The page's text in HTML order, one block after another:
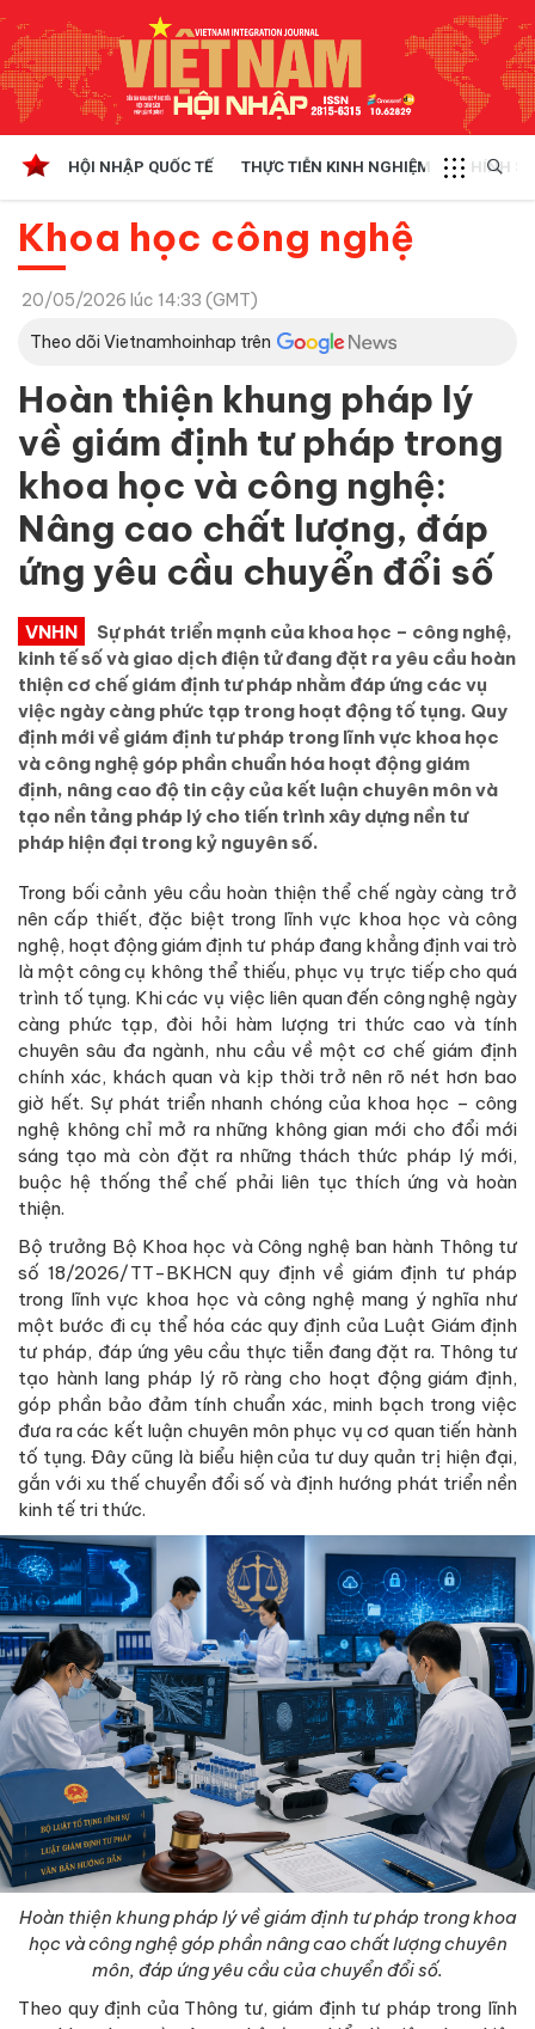
HỘI NHẬP QUỐC TẾ THỰC TIỄN KINH NGHIỆM CHÍNH
Khoa học công nghệ
20/05/2026 lúc 14:33 (GMT)
Theo dõi Vietnamhoinhap trên
Hoàn thiện khung pháp lý
về giám định tư pháp trong
khoa học và công nghệ:
Nâng cao chất lượng, đáp
ứng yêu cầu chuyển đổi số
VNHN
Sự phát triển mạnh của khoa học – công nghệ,
kinh tế số và giao dịch điện tử đang đặt ra yêu cầu hoàn
thiện cơ chế giám định tư pháp nhằm đáp ứng các vụ
việc ngày càng phức tạp trong hoạt động tố tụng. Quy
định mới về giám định tư pháp trong lĩnh vực khoa học
và công nghệ góp phần chuẩn hóa hoạt động giám
định, nâng cao độ tin cậy của kết luận chuyên môn và
tạo nền tảng pháp lý cho tiến trình xây dựng nền tư
pháp hiện đại trong kỷ nguyên số.
Trong bối cảnh yêu cầu hoàn thiện thể chế ngày càng trở
nên cấp thiết, đặc biệt trong lĩnh vực khoa học và công
nghệ, hoạt động giám định tư pháp đang khẳng định vai trò
là một công cụ không thể thiếu, phục vụ trực tiếp cho quá
trình tố tụng. Khi các vụ việc liên quan đến công nghệ ngày
càng phức tạp, đòi hỏi hàm lượng tri thức cao và tính
chuyên sâu đa ngành, nhu cầu về một cơ chế giám định
chính xác, khách quan và kịp thời trở nên rõ nét hơn bao
giờ hết. Sự phát triển nhanh chóng của khoa học – công
nghệ không chỉ mở ra những không gian mới cho đổi mới
sáng tạo mà còn đặt ra những thách thức pháp lý mới,
buộc hệ thống thể chế phải liên tục thích ứng và hoàn
thiện.
Bộ trưởng Bộ Khoa học và Công nghệ ban hành Thông tư
số 18/2026/TT-BKHCN quy định về giám định tư pháp
trong lĩnh vực khoa học và công nghệ mang ý nghĩa như
một bước đi cụ thể hóa các quy định của Luật Giám định
tư pháp, đáp ứng yêu cầu thực tiễn đang đặt ra. Thông tư
tạo hành lang pháp lý rõ ràng cho hoạt động giám định,
góp phần bảo đảm tính chuẩn xác, minh bạch trong việc
đưa ra các kết luận chuyên môn phục vụ cơ quan tiến hành
tố tụng. Đây cũng là biểu hiện của tư duy quản trị hiện đại,
gắn với xu thế chuyển đổi số và định hướng phát triển nền
kinh tế tri thức.
Hoàn thiện khung pháp lý về giám định tư pháp trong khoa
học và công nghệ góp phần nâng cao chất lượng chuyên
môn, đáp ứng yêu cầu của chuyển đổi số.
Theo quy định của Thông tư, giám định tư pháp trong lĩnh